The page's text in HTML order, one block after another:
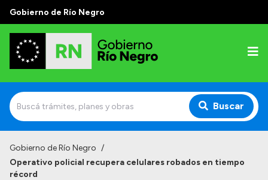
Gobierno de Río Negro
Buscar
Autoridades
Gobierno de Río Negro /
Operativo policial recupera celulares robados en tiempo
récord